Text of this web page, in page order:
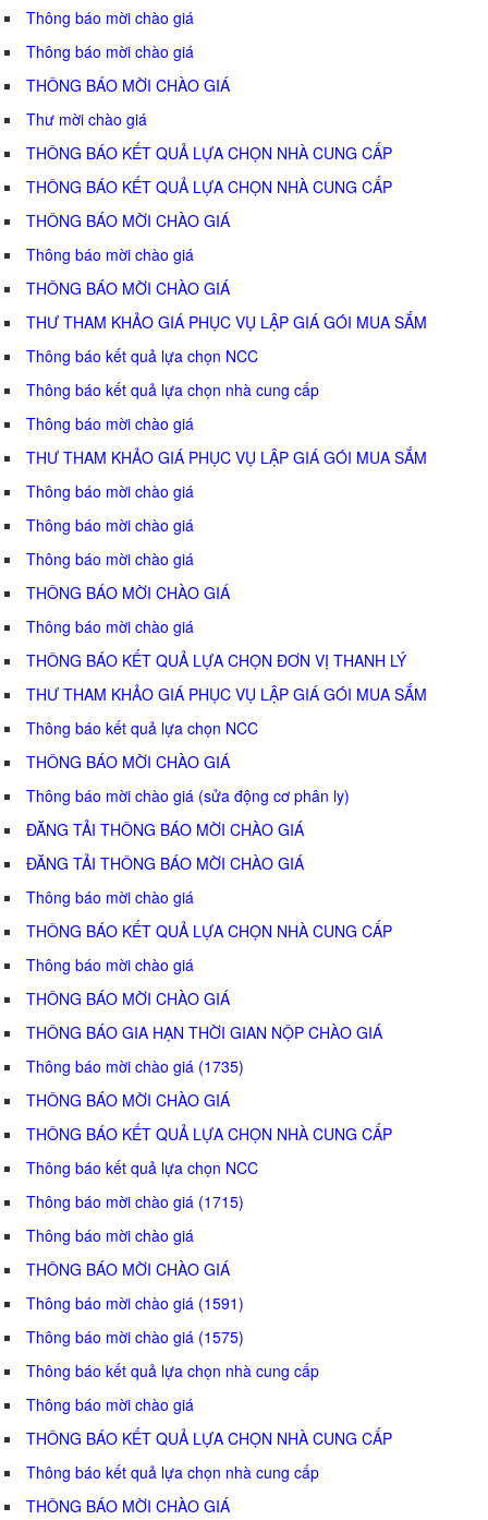
Thông báo mời chào giá
Thông báo mời chào giá
THÔNG BÁO MỜI CHÀO GIÁ
Thư mời chào giá
THÔNG BÁO KẾT QUẢ LỰA CHỌN NHÀ CUNG CẤP
THÔNG BÁO KẾT QUẢ LỰA CHỌN NHÀ CUNG CẤP
THÔNG BÁO MỜI CHÀO GIÁ
Thông báo mời chào giá
THÔNG BÁO MỜI CHÀO GIÁ
THƯ THAM KHẢO GIÁ PHỤC VỤ LẬP GIÁ GÓI MUA SẮM
Thông báo kết quả lựa chọn NCC
Thông báo kết quả lựa chọn nhà cung cấp
Thông báo mời chào giá
THƯ THAM KHẢO GIÁ PHỤC VỤ LẬP GIÁ GÓI MUA SẮM
Thông báo mời chào giá
Thông báo mời chào giá
Thông báo mời chào giá
THÔNG BÁO MỜI CHÀO GIÁ
Thông báo mời chào giá
THÔNG BÁO KẾT QUẢ LỰA CHỌN ĐƠN VỊ THANH LÝ
THƯ THAM KHẢO GIÁ PHỤC VỤ LẬP GIÁ GÓI MUA SẮM
Thông báo kết quả lựa chọn NCC
THÔNG BÁO MỜI CHÀO GIÁ
Thông báo mời chào giá (sửa động cơ phân ly)
ĐĂNG TẢI THÔNG BÁO MỜI CHÀO GIÁ
ĐĂNG TẢI THÔNG BÁO MỜI CHÀO GIÁ
Thông báo mời chào giá
THÔNG BÁO KẾT QUẢ LỰA CHỌN NHÀ CUNG CẤP
Thông báo mời chào giá
THÔNG BÁO MỜI CHÀO GIÁ
THÔNG BÁO GIA HẠN THỜI GIAN NỘP CHÀO GIÁ
Thông báo mời chào giá (1735)
THÔNG BÁO MỜI CHÀO GIÁ
THÔNG BÁO KẾT QUẢ LỰA CHỌN NHÀ CUNG CẤP
Thông báo kết quả lựa chọn NCC
Thông báo mời chào giá (1715)
Thông báo mời chào giá
THÔNG BÁO MỜI CHÀO GIÁ
Thông báo mời chào giá (1591)
Thông báo mời chào giá (1575)
Thông báo kết quả lựa chọn nhà cung cấp
Thông báo mời chào giá
THÔNG BÁO KẾT QUẢ LỰA CHỌN NHÀ CUNG CẤP
Thông báo kết quả lựa chọn nhà cung cấp
THÔNG BÁO MỜI CHÀO GIÁ